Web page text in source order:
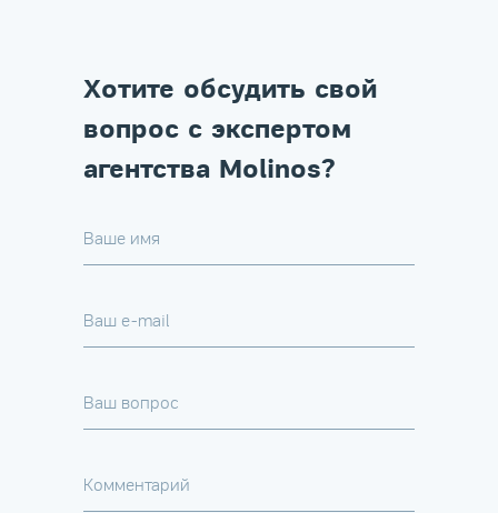
Хотите обсудить свой
вопрос с экспертом
агентства Molinos?
Ваше имя
Ваш e-mail
Ваш вопрос
Комментарий